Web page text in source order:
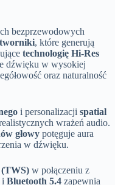
bezprzewodowych
, które generują
technologię Hi-Res
dźwięku w wysokiej
oraz naturalność
i personalizacji spatial
wrażeń audio.
głowy potęguje aura
w dźwięku.
w połączeniu z
i Bluetooth 5.4 zapewnia